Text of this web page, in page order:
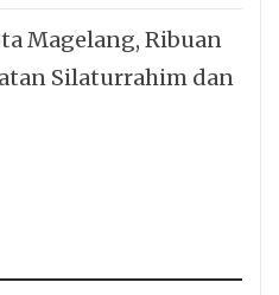
Magelang, Ribuan
Silaturrahim dan